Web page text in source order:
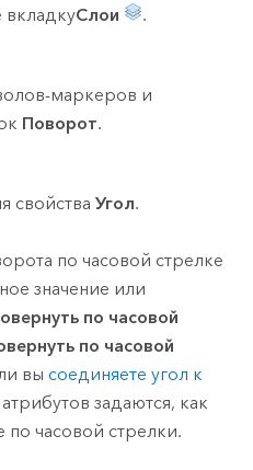
вкладкуСлои .
маркеров и
Поворот.
свойства Угол.
по часовой стрелке
значение или
по часовой
по часовой
вы соединяете угол к
задаются, как
по часовой стрелки.